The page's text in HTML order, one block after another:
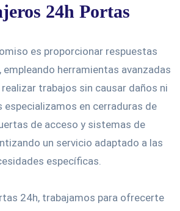
24h Portas
es proporcionar respuestas
herramientas avanzadas
trabajos sin causar daños ni
especializamos en cerraduras de
de acceso y sistemas de
un servicio adaptado a las
específicas.
24h, trabajamos para ofrecerte